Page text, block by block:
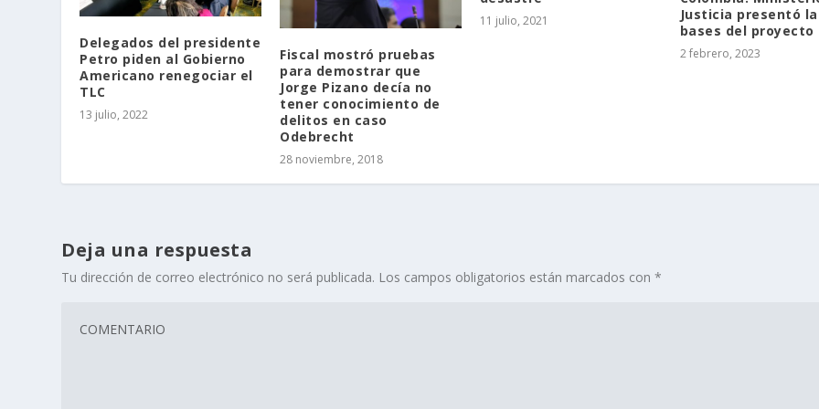
Delegados del presidente
Petro piden al Gobierno
Americano renegociar el
TLC
13 julio, 2022
Fiscal mostró pruebas
para demostrar que
Jorge Pizano decía no
tener conocimiento de
delitos en caso
Odebrecht
28 noviembre, 2018
11 julio, 2021
Justicia presentó
bases del proyecto
2 febrero, 2023
Deja una respuesta
Tu dirección de correo electrónico no será publicada. Los campos obligatorios están marcados con*